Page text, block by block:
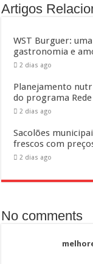
Artigos
WST Burguer:
gastronomia e
2 dias ago
Planejamento
do programa Rede
2 dias ago
Sacolões
frescos com
2 dias ago
No comments